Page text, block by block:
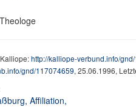
http://kalliope-verbund.info/
gnd/117074659, 25.06.1996,
Affiliation,